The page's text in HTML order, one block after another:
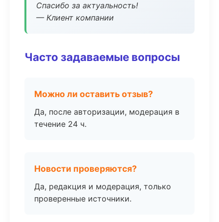
Спасибо за актуальность!
— Клиент компании
Часто задаваемые вопросы
Можно ли оставить отзыв?
Да, после авторизации, модерация в
течение 24 ч.
Новости проверяются?
Да, редакция и модерация, только
проверенные источники.